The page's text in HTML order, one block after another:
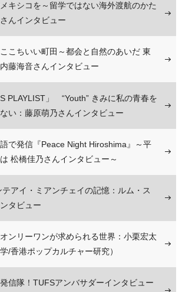
キシコを～留学ではない海外渡航のかた
んインタビュー
こちいい町田～都会と自然のあいだ 東
藤海音さんインタビュー
PLAYLIST」 “Youth” きみに私の青春を
い：藤原萌乃さんインタビュー
で発信『Peace Night Hiroshima』～平
松橋佳乃さんインタビュー～
アイ・ミアンチェイの記憶：ルム・ス
タビュー
ンリーワンが求められる世界：小栗宏太
/香港ポップカルチャー研究）
信隊！TUFSアンバサダーインタビュー